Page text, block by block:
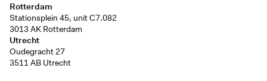
Rotterdam
Stationsplein 45, unit C7.082
3013 AK Rotterdam
Utrecht
Oudegracht 27
3511 AB Utrecht